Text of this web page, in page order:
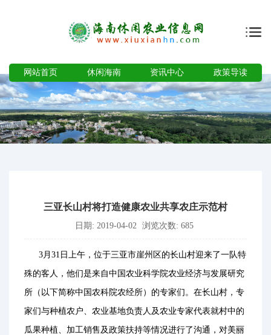
网站首页 休闲海南 资讯中心 政策导读
三亚长山村将打造健康农业共享农庄示范村
日期: 2019-04-02 浏览次数: 685
3月31日上午，位于三亚市崖州区的长山村迎来了一队特
殊的客人，他们是来自中国农业科学院农业经济与发展研究
所（以下简称中国农科院农经所）的专家们。在长山村，专
家们与种植农户、农业基地负责人及农业专家代表就村中的
瓜果种植、加工销售及政策扶持等情况进行了沟通，对美丽